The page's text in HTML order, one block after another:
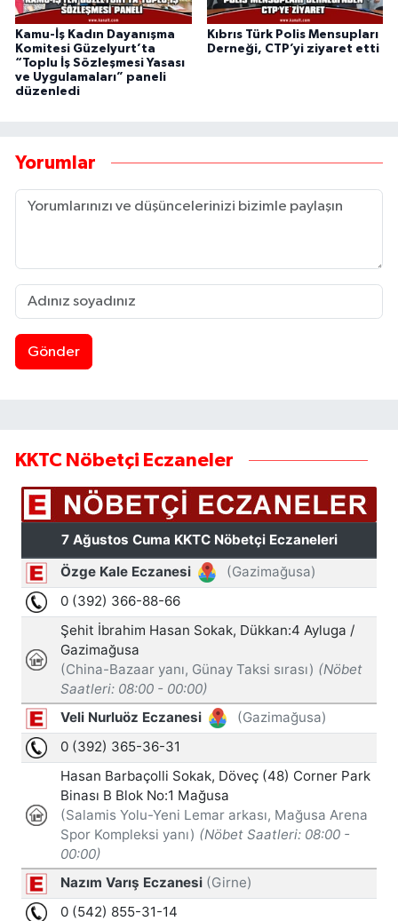
Kamu-İş Kadın Dayanışma
Komitesi Güzelyurt’ta
“Toplu İş Sözleşmesi Yasası
ve Uygulamaları” paneli
düzenledi
Kıbrıs Türk Polis Mensupları
Derneği, CTP’yi ziyaret etti
Yorumlar
Gönder
KKTC Nöbetçi Eczaneler